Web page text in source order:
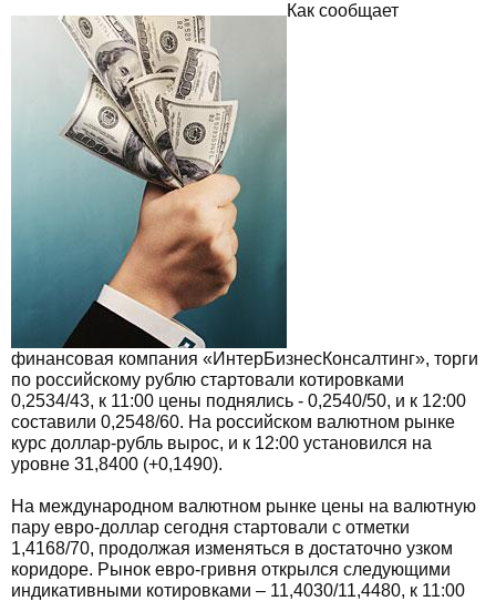
Как сообщает
финансовая компания «ИнтерБизнесКонсалтинг», торги
по российскому рублю стартовали котировками
0,2534/43, к 11:00 цены поднялись - 0,2540/50, и к 12:00
составили 0,2548/60. На российском валютном рынке
курс доллар-рубль вырос, и к 12:00 установился на
уровне 31,8400 (+0,1490).
На международном валютном рынке цены на валютную
пару евро-доллар сегодня стартовали с отметки
1,4168/70, продолжая изменяться в достаточно узком
коридоре. Рынок евро-гривня открылся следующими
индикативными котировками – 11,4030/11,4480, к 11:00